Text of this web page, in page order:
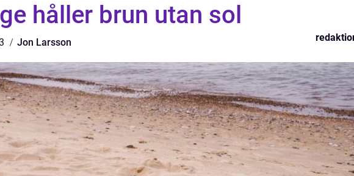
håller brun utan sol
Jon Larsson